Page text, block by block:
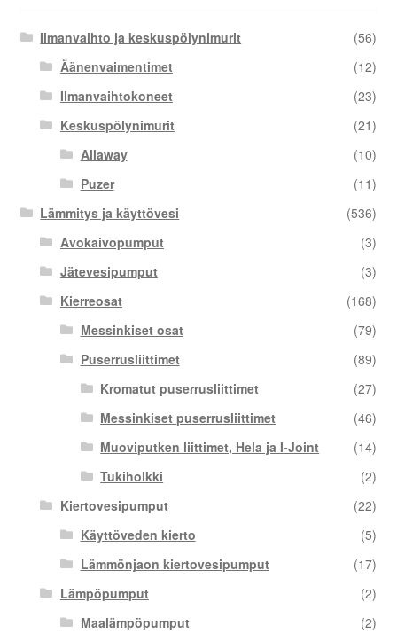
Ilmanvaihto ja keskuspölynimurit
(56)
Äänenvaimentimet
(12)
Ilmanvaihtokoneet
(23)
Keskuspölynimurit
(21)
Allaway
(10)
Puzer
(11)
Lämmitys ja käyttövesi
(536)
Avokaivopumput
(3)
Jätevesipumput
(3)
Kierreosat
(168)
Messinkiset osat
(79)
Puserrusliittimet
(89)
Kromatut puserrusliittimet
(27)
Messinkiset puserrusliittimet
(46)
Muoviputken liittimet, Hela ja I-Joint
(14)
Tukiholkki
(2)
Kiertovesipumput
(22)
Käyttöveden kierto
(5)
Lämmönjaon kiertovesipumput
(17)
Lämpöpumput
(2)
Maalämpöpumput
(2)